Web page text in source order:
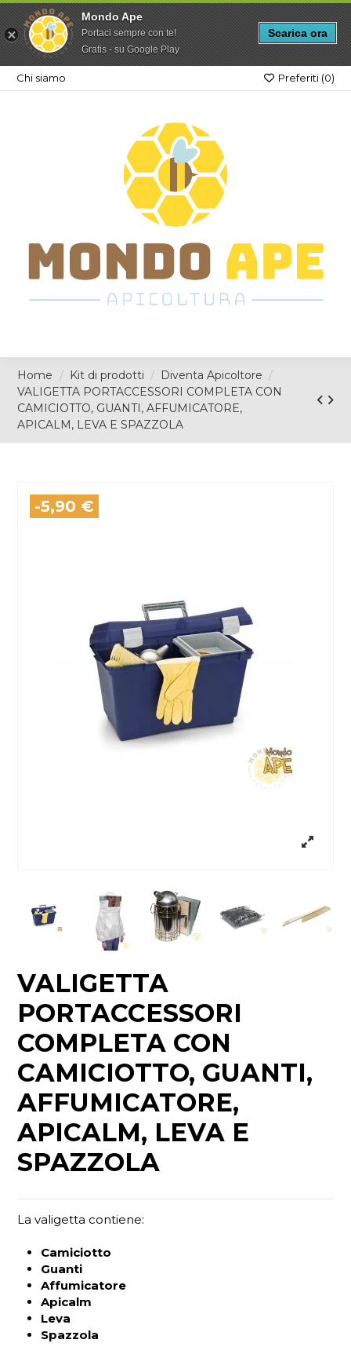
Mondo Ape
Portaci sempre con te!
Gratis - su Google Play
Scarica ora
Chi siamo Preferiti (0)
Home Kit di prodotti
Diventa Apicoltore
VALIGETTA PORTACCESSORI COMPLETA CON
CAMICIOTTO, GUANTI, AFFUMICATORE,
APICALM, LEVA E SPAZZOLA
-5,90 €
VALIGETTA
PORTACCESSORI
COMPLETA CON
CAMICIOTTO, GUANTI,
AFFUMICATORE,
APICALM, LEVA E
SPAZZOLA
La valigetta contiene:
Camiciotto
Guanti
Affumicatore
Apicalm
Leva
Spazzola